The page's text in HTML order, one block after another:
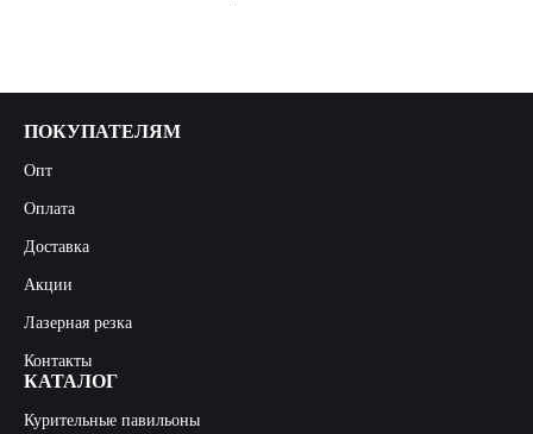
ПОКУПАТЕЛЯМ
Опт
Оплата
Доставка
Акции
Лазерная резка
Контакты
КАТАЛОГ
Курительные павильоны